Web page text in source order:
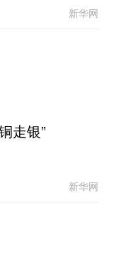
新华网
走银”
新华网